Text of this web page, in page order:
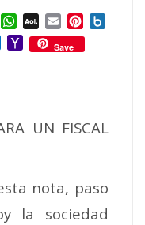
WhatsApp
AOL
Mail
Email Pinterest
Outlook.com
Yahoo
Mail
Save
UN FISCAL
nota, paso
la sociedad